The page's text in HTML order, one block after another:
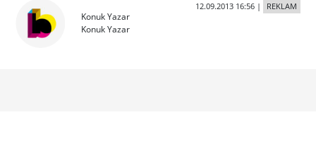
Konuk Yazar
Konuk Yazar
12.09.2013 16:56| REKLAM